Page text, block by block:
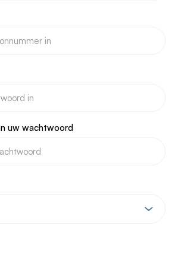
uw wachtwoord